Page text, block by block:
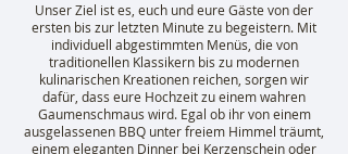
Unser Ziel ist es, euch und eure Gäste von der
ersten bis zur letzten Minute zu begeistern. Mit
individuell abgestimmten Menüs, die von
traditionellen Klassikern bis zu modernen
kulinarischen Kreationen reichen, sorgen wir
dafür, dass eure Hochzeit zu einem wahren
Gaumenschmaus wird. Egal ob ihr von einem
ausgelassenen BBQ unter freiem Himmel träumt,
einem eleganten Dinner bei Kerzenschein oder